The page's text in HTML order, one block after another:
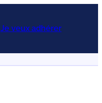
Je veux adhérer